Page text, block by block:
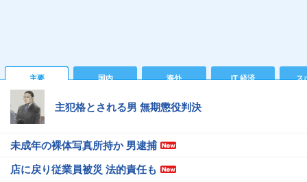
主要 国内 海外 IT 経済 ス
主犯格とされる男 無期懲役判決
未成年の裸体写真所持か 男逮捕
店に戻り従業員被災 法的責任も